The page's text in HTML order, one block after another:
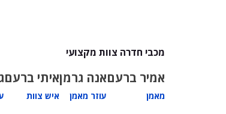
מכבי חדרה צוות מקצועי
אמיר ברעם
מאמן
אנה גרמן
עוזר מאמן
איתי ברעם
איש צוות